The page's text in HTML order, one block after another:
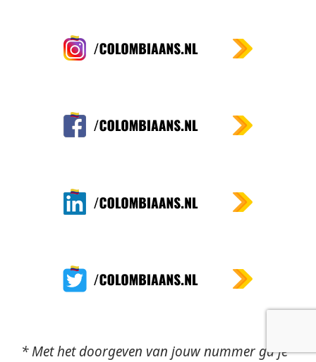
* Met het doorgeven van jouw nummer ga je